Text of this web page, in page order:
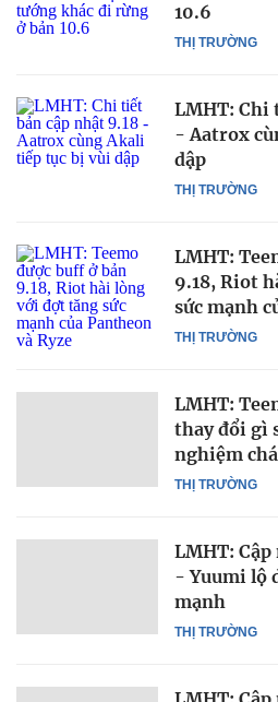
THỊ TRƯỜNG
10.6
THỊ TRƯỜNG
LMHT: Chi
- Aatrox
dập
THỊ TRƯỜNG
LMHT:
9.18, Riot
sức mạnh
THỊ TRƯỜNG
LMHT:
thay đổi gì
nghiệm
THỊ TRƯỜNG
LMHT:
- Yuumi lộ
mạnh